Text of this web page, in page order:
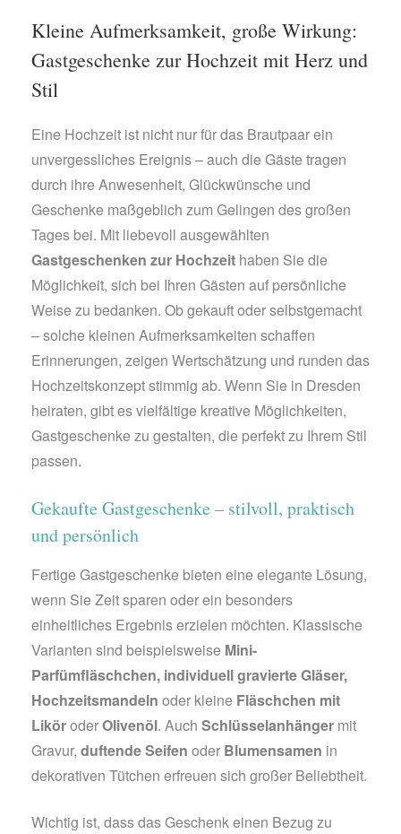
Kleine Aufmerksamkeit, große Wirkung:
Gastgeschenke zur Hochzeit mit Herz und
Stil
Eine Hochzeit ist nicht nur für das Brautpaar ein
unvergessliches Ereignis – auch die Gäste tragen
durch ihre Anwesenheit, Glückwünsche und
Geschenke maßgeblich zum Gelingen des großen
Tages bei. Mit liebevoll ausgewählten
Gastgeschenken zur Hochzeit haben Sie die
Möglichkeit, sich bei Ihren Gästen auf persönliche
Weise zu bedanken. Ob gekauft oder selbstgemacht
– solche kleinen Aufmerksamkeiten schaffen
Erinnerungen, zeigen Wertschätzung und runden das
Hochzeitskonzept stimmig ab. Wenn Sie in Dresden
heiraten, gibt es vielfältige kreative Möglichkeiten,
Gastgeschenke zu gestalten, die perfekt zu Ihrem Stil
passen.
Gekaufte Gastgeschenke – stilvoll, praktisch
und persönlich
Fertige Gastgeschenke bieten eine elegante Lösung,
wenn Sie Zeit sparen oder ein besonders
einheitliches Ergebnis erzielen möchten. Klassische
Varianten sind beispielsweise Mini-
Parfümfläschchen, individuell gravierte Gläser,
Hochzeitsmandeln oder kleine Fläschchen mit
LiköroderOlivenöl. Auch Schlüsselanhänger mit
Gravur, duftende Seifen oder Blumensamen in
dekorativen Tütchen erfreuen sich großer Beliebtheit.
Wichtig ist, dass das Geschenk einen Bezug zu